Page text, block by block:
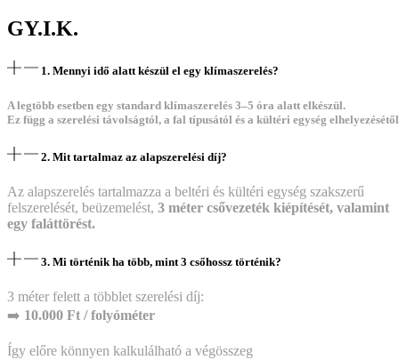
GY.I.K.
1. Mennyi idő alatt készül el egy klímaszerelés?
A legtöbb esetben egy standard klímaszerelés 3–5 óra alatt elkészül.
Ez függ a szerelési távolságtól, a fal típusától és a kültéri egység
2. Mit tartalmaz az alapszerelési díj?
Az alapszerelés tartalmazza a beltéri és kültéri egység szakszerű
felszerelését, beüzemelést, 3 méter csővezeték kiépítését, valamint
egy faláttörést.
3. Mi történik ha több, mint 3 csőhossz történik?
3 méter felett a többlet szerelési díj:
➡️ 10.000 Ft / folyóméter
Így előre könnyen kalkulálható a végösszeg